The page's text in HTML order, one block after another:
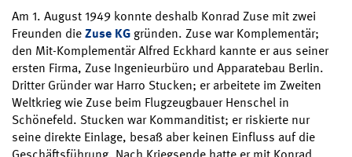
Am 1. August 1949 konnte deshalb Konrad Zuse mit zwei
Freunden dieZuse KG gründen. Zuse war Komplementär;
den Mit-Komplementär Alfred Eckhard kannte er aus seiner
ersten Firma, Zuse Ingenieurbüro und Apparatebau Berlin.
Dritter Gründer war Harro Stucken; er arbeitete im Zweiten
Weltkrieg wie Zuse beim Flugzeugbauer Henschel in
Schönefeld. Stucken war Kommanditist; er riskierte nur
seine direkte Einlage, besaß aber keinen Einfluss auf die